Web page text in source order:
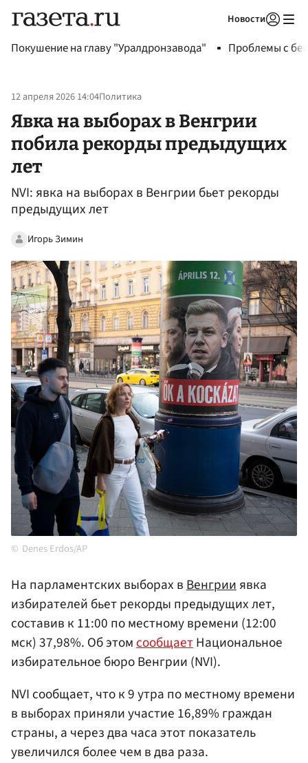
Новости
Покушение на главу "Уралдронзавода" Проблемы с
12 апреля 2026 14:04Политика
Явка на выборах в Венгрии
побила рекорды предыдущих
лет
NVI: явка на выборах в Венгрии бьет рекорды
предыдущих лет
Игорь Зимин
Denes Erdos/AP
На парламентских выборах вВенгрииявка
избирателей бьет рекорды предыдущих лет,
составив к 11:00 по местному времени (12:00
мск) 37,98%. Об этомсообщаетНациональное
избирательное бюро Венгрии (NVI).
NVI сообщает, что к 9 утра по местному времени
в выборах приняли участие 16,89% граждан
страны, а через два часа этот показатель
увеличился более чем в два раза.